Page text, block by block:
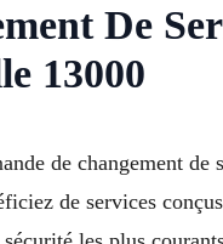
De
13000
de changement de
de services